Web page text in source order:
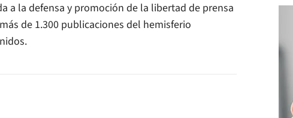
a la defensa y promoción de la libertad de prensa
de 1.300 publicaciones del hemisferio